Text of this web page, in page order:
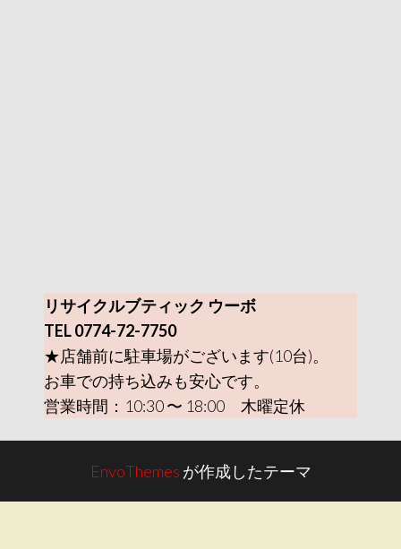
リサイクルブティック ウーボ
TEL 0774-72-7750
★店舗前に駐車場がございます(10台)。
お車での持ち込みも安心です。
営業時間：10:30 〜 18:00 木曜定休
EnvoThemes が作成したテーマ